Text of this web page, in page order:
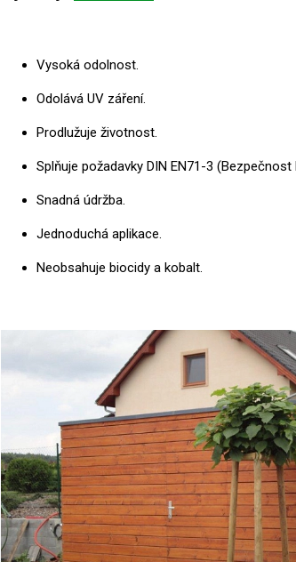
Vysoká odolnost.
Odolává UV záření.
Prodlužuje životnost.
Splňuje požadavky DIN EN71-3 (Bezpečnost
Snadná údržba.
Jednoduchá aplikace.
Neobsahuje biocidy a kobalt.